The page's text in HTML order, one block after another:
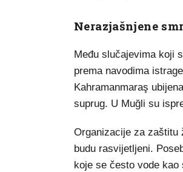
Nerazjašnjene
Među slučajevima koji
prema navodima
Kahramanmaraş
suprug. U Muğli su
Organizacije za zaštitu
budu rasvijetljeni.
koje se često vode